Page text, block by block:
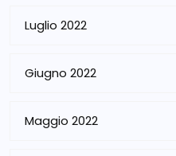
Luglio 2022
Giugno 2022
Maggio 2022